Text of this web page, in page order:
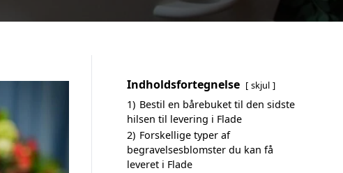
Indholdsfortegnelse skjul
1) Bestil en bårebuket til den sidste
hilsen til levering i Flade
2) Forskellige typer af
begravelsesblomster du kan få
leveret i Flade